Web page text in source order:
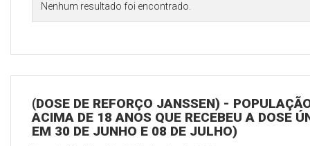
Nenhum resultado foi encontrado.
(DOSE DE REFORÇO JANSSEN) -
ACIMA DE 18 ANOS QUE RECEBEU A DOSE
EM 30 DE JUNHO E 08 DE JULHO)